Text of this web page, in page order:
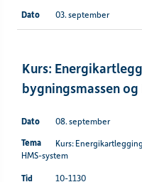
03. september
Kurs:
bygningsmassen
08. september
Kurs:
HMS-system
10-1130